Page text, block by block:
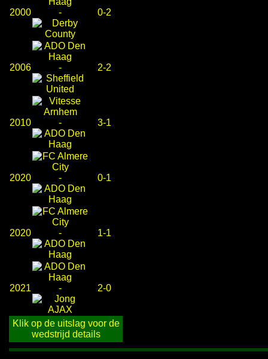
2000 - 0-2
2006 - 2-2
2010 - 3-1
2020 - 0-1
2020 - 1-1
2021 - 2-0
Klik op de uitslag voor de
wedstrijd details